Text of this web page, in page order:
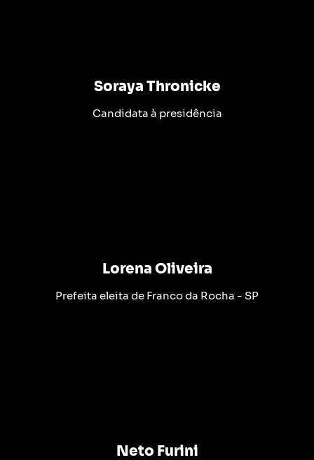
Soraya Thronicke
Candidata à presidência
Lorena Oliveira
Prefeita eleita de Franco da Rocha - SP
Neto Furini